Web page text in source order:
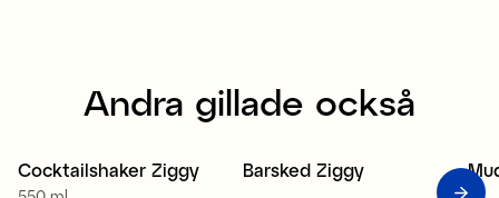
Andra gillade också
Cocktailshaker Ziggy Barsked Ziggy